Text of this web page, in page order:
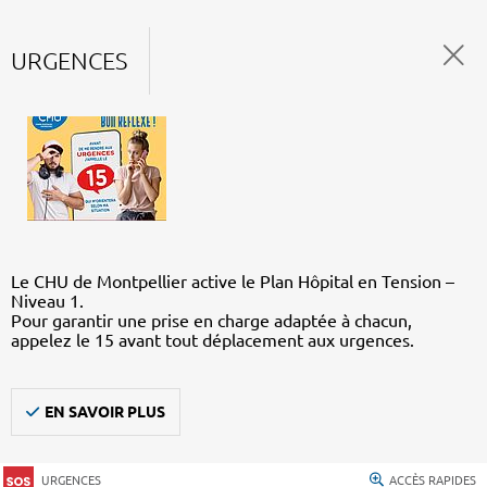
URGENCES
Le CHU de Montpellier active le Plan Hôpital en Tension –
Niveau 1.
Pour garantir une prise en charge adaptée à chacun,
appelez le 15 avant tout déplacement aux urgences.
EN SAVOIR PLUS
URGENCES ACCÈS RAPIDES